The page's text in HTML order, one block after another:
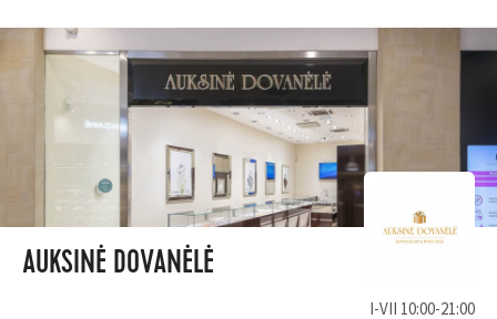
AUKSINĖ DOVANĖLĖ
I-VII 10:00-21:00